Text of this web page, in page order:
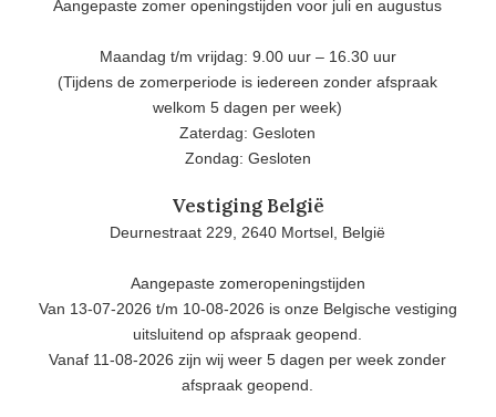
Aangepaste zomer openingstijden voor juli en augustus
Maandag t/m vrijdag: 9.00 uur – 16.30 uur
(Tijdens de zomerperiode is iedereen zonder afspraak
welkom 5 dagen per week)
Zaterdag: Gesloten
Zondag: Gesloten
Vestiging België
Deurnestraat 229, 2640 Mortsel, België
Aangepaste zomeropeningstijden
Van 13-07-2026 t/m 10-08-2026 is onze Belgische vestiging
uitsluitend op afspraak geopend.
Vanaf 11-08-2026 zijn wij weer 5 dagen per week zonder
afspraak geopend.